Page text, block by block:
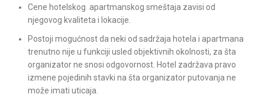
Cene hotelskog apartmanskog smeštaja zavisi od
njegovog kvaliteta i lokacije.
Postoji mogućnost da neki od sadržaja hotela i apartmana
trenutno nije u funkciji usled objektivnih okolnosti, za šta
organizator ne snosi odgovornost. Hotel zadržava pravo
izmene pojedinih stavki na šta organizator putovanja ne
može imati uticaja.